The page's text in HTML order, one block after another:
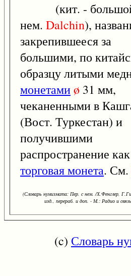
(кит. - большой
нем. Dalchin),
закрепившееся за
большими, по
образцу литыми
монетамиø 31 мм,
чеканенными в
(Вост. Туркестан) и
получившими
распространение как
торговая монета. См.
(Словарь нумизмата: Пер. с нем. /Х.Фенглер,
изд., перераб. и доп. - М.: Радио и
(c) Словарь